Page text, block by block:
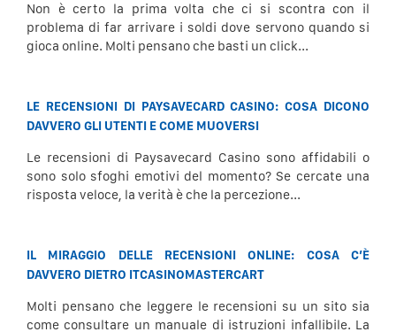
Non è certo la prima volta che ci si scontra con il
problema di far arrivare i soldi dove servono quando si
gioca online. Molti pensano che basti un click...
LE RECENSIONI DI PAYSAVECARD CASINO: COSA DICONO
DAVVERO GLI UTENTI E COME MUOVERSI
Le recensioni di Paysavecard Casino sono affidabili o
sono solo sfoghi emotivi del momento? Se cercate una
risposta veloce, la verità è che la percezione...
IL MIRAGGIO DELLE RECENSIONI ONLINE: COSA C’È
DAVVERO DIETRO ITCASINOMASTERCART
Molti pensano che leggere le recensioni su un sito sia
come consultare un manuale di istruzioni infallibile. La